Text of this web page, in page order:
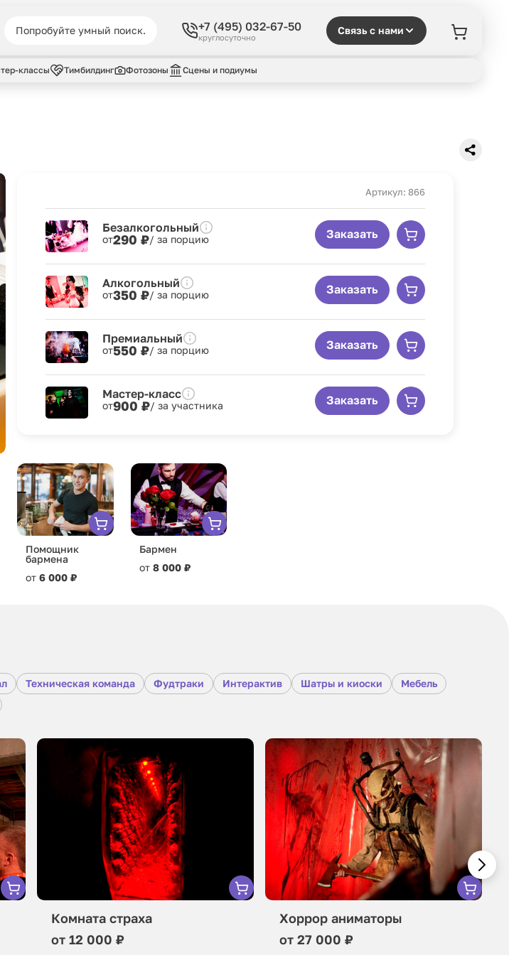
+7 (495) 032-67-50
круглосуточно
Связь с нами
классы Тимбилдинг Фотозоны Сцены и подиумы
Артикул: 866
Безалкогольный
от290 ₽/ за порцию Заказать
Алкогольный
от350 ₽/ за порцию Заказать
Премиальный
от550 ₽/ за порцию Заказать
Мастер-класс
от900 ₽/ за участника Заказать
Помощник
бармена
от 6 000 ₽
Бармен
от 8 000 ₽
Техническая команда Фудтраки Интерактив Шатры и киоски
Мебель
Комната страха
от 12 000 ₽
Хоррор аниматоры
от 27 000 ₽